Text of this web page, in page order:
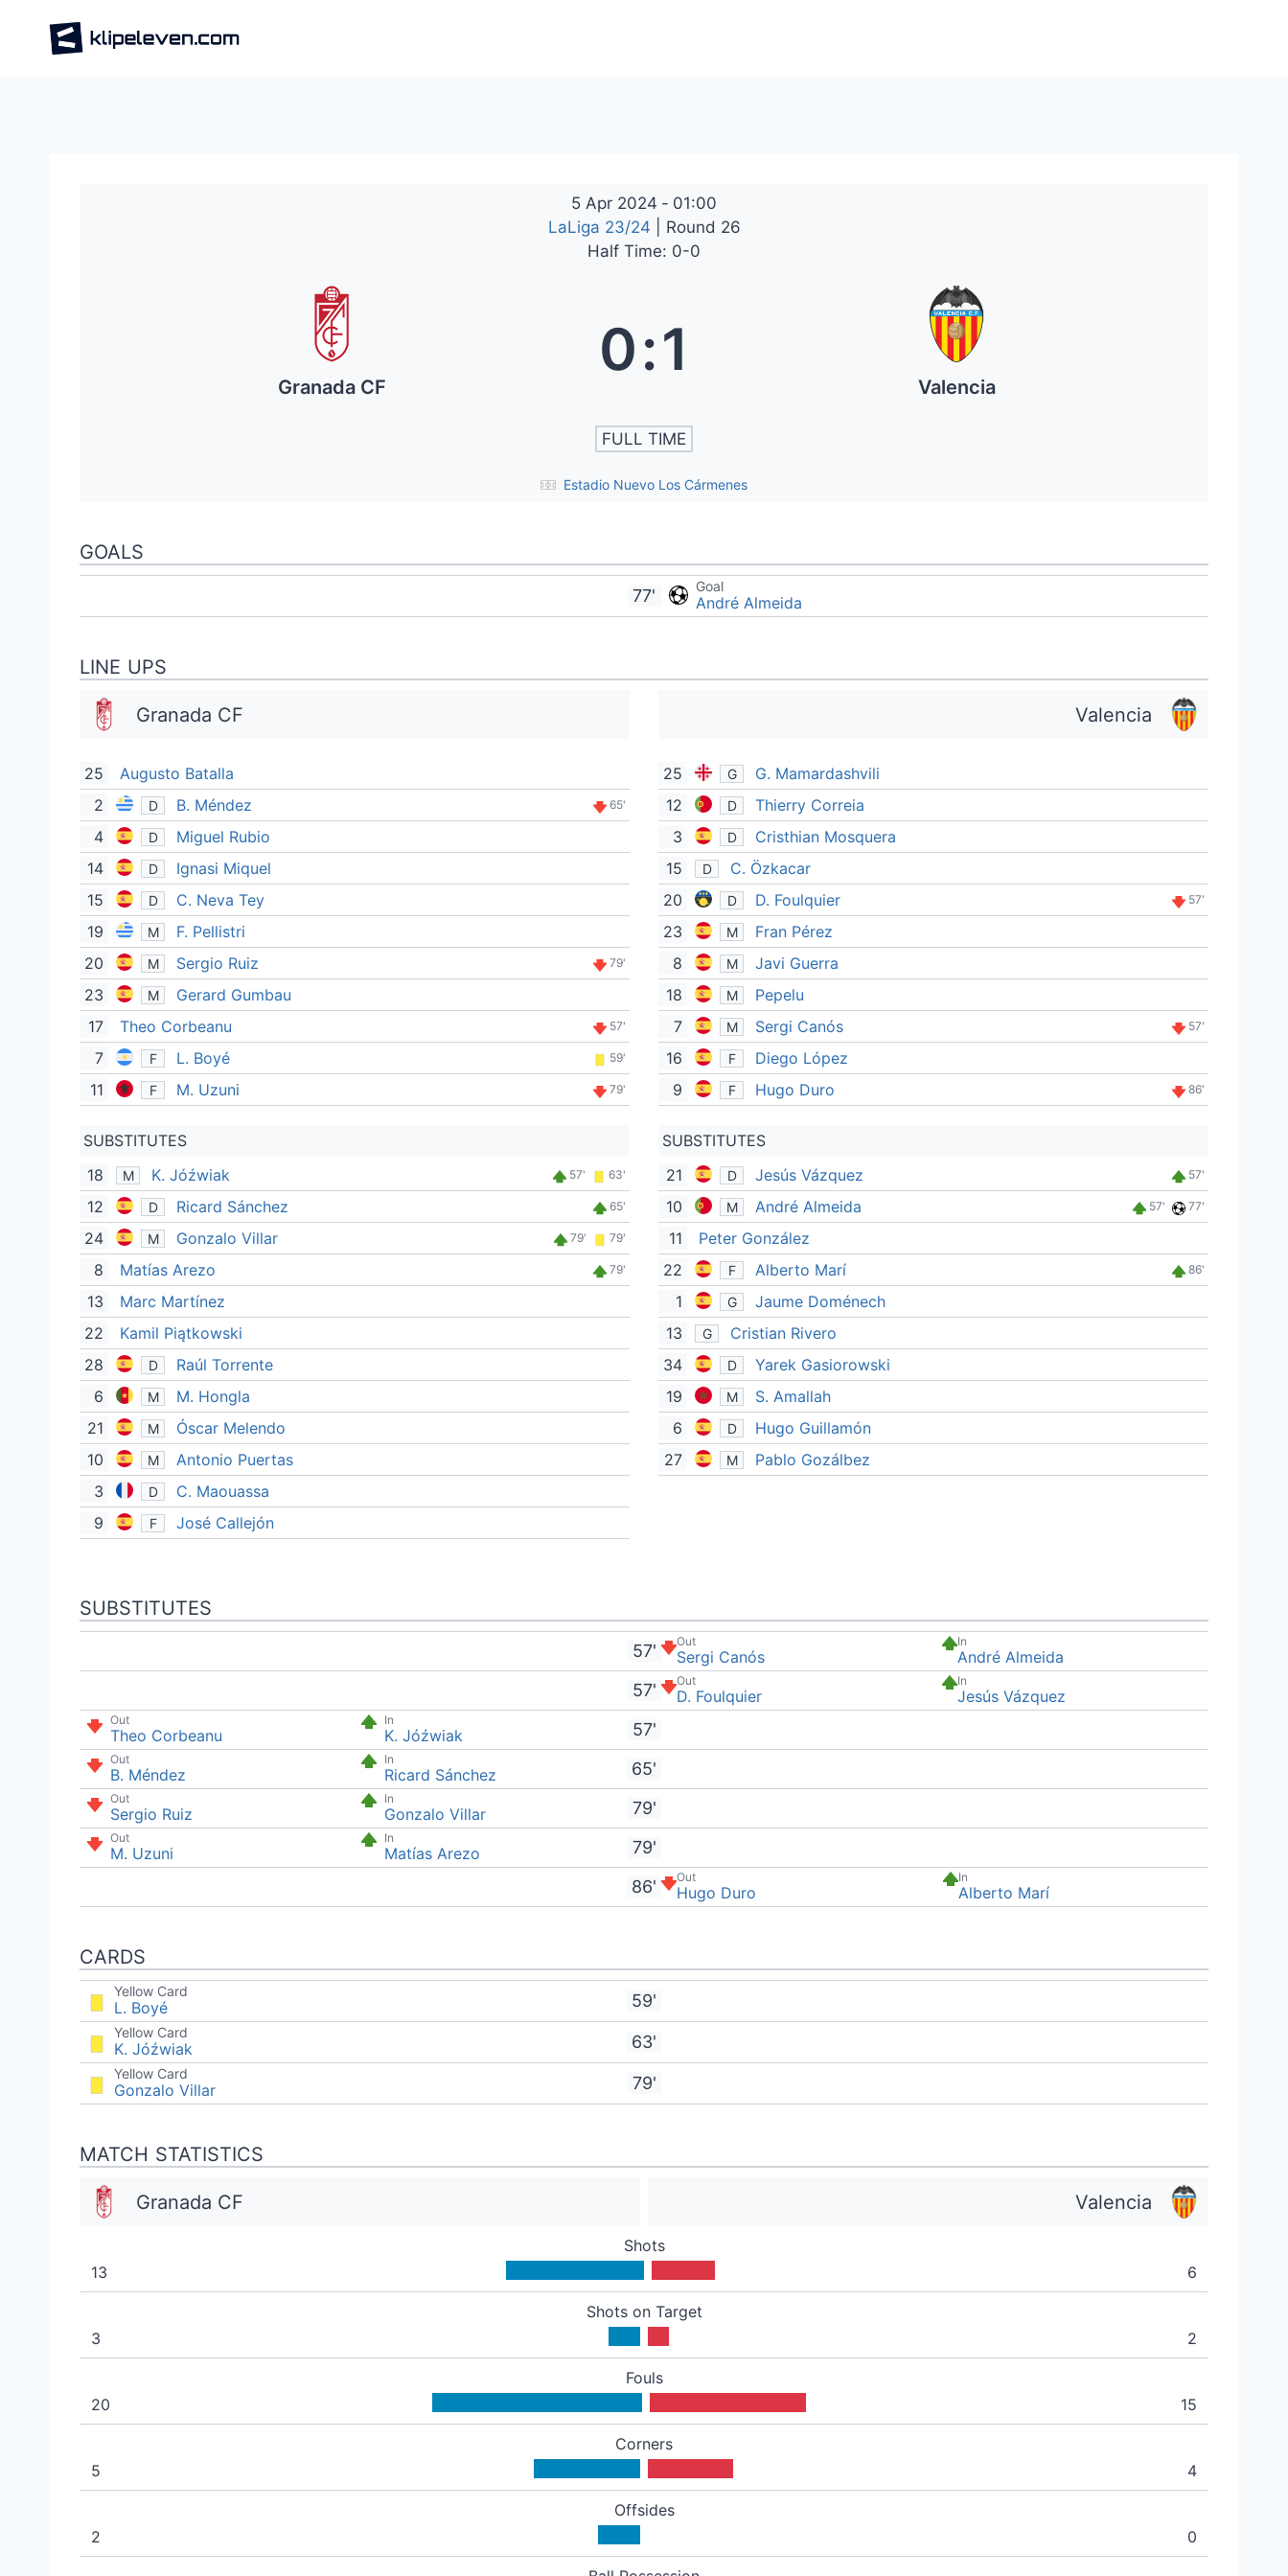
5 Apr 2024 - 01:00
LaLiga 23/24
| Round 26
Half Time: 0-0
Granada CF
0:1
Valencia
FULL TIME
Estadio Nuevo Los Cármenes
GOALS
77' Goal
André Almeida
LINE UPS
Granada CF
25
Augusto Batalla
2
D B. Méndez 65'
4 D
Miguel Rubio
14
D
Ignasi Miquel
15
D
C. Neva Tey
19
M
F. Pellistri
20
M Sergio Ruiz 79'
23 M
Gerard Gumbau
17
Theo Corbeanu 57'
7 F L. Boyé 59'
11 F M. Uzuni 79'
SUBSTITUTES
18
M K. Jóźwiak 57' 63'
12 D Ricard Sánchez 65'
24 M Gonzalo Villar 79' 79'
8 Matías Arezo 79'
13
Marc Martínez
22
Kamil Piątkowski
28
D
Raúl Torrente
6
M
M. Hongla
21
M
Óscar Melendo
10
M
Antonio Puertas
3
D
C. Maouassa
9
F José Callejón
Valencia
25 G
G. Mamardashvili
12
D
Thierry Correia
3
D
Cristhian Mosquera
15
D
C. Özkacar
20
D D. Foulquier 57'
23 M
Fran Pérez
8
M
Javi Guerra
18
M
Pepelu
7
M Sergi Canós 57'
16 F
Diego López
9
F Hugo Duro 86'
SUBSTITUTES
21
D Jesús Vázquez 57'
10 M André Almeida 57' 77'
11
Peter González
22
F Alberto Marí 86'
1 G
Jaume Doménech
13
G
Cristian Rivero
34
D
Yarek Gasiorowski
19
M
S. Amallah
6
D
Hugo Guillamón
27
M Pablo Gozálbez
SUBSTITUTES
57' Out
Sergi Canós
In
André Almeida
57' Out
D. Foulquier
In
Jesús Vázquez
Out
Theo Corbeanu
In
K. Jóźwiak 57'
Out
B. Méndez
In
Ricard Sánchez 65'
Out
Sergio Ruiz
In
Gonzalo Villar 79'
Out
M. Uzuni
In
Matías Arezo
79'
86'
Out
Hugo Duro
In
Alberto Marí
CARDS
Yellow Card
L. Boyé 59'
Yellow Card
K. Jóźwiak 63'
Yellow Card
Gonzalo Villar 79'
MATCH STATISTICS
Granada CF Valencia
Shots
13
6
Shots on Target
3
2
Fouls
20
15
Corners
5
4
Offsides
2
0